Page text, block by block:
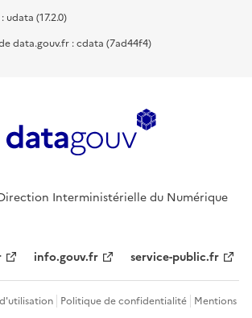
(17.2.0)
data.gouv.fr : cdata (7ad44f4)
Interministérielle du Numérique
info.gouv.fr service-public.fr
Politique de confidentialité Mentions